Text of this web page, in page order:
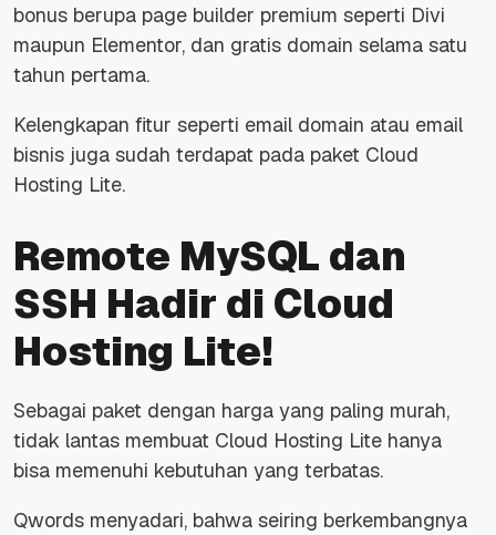
bonus berupa page builder premium seperti Divi
maupun Elementor, dan gratis domain selama satu
tahun pertama.
Kelengkapan fitur seperti email domain atau email
bisnis juga sudah terdapat pada paket Cloud
Hosting Lite.
Remote MySQL dan
SSH Hadir di Cloud
Hosting Lite!
Sebagai paket dengan harga yang paling murah,
tidak lantas membuat Cloud Hosting Lite hanya
bisa memenuhi kebutuhan yang terbatas.
Qwords menyadari, bahwa seiring berkembangnya